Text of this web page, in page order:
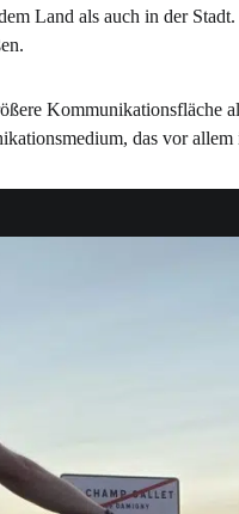
Land als auch in der
Kommunikationsfläche
das vor